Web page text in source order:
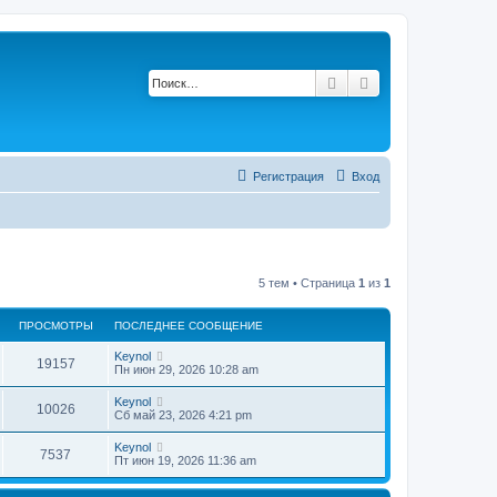
Поиск
Вход
Регистрация
5 тем • Страница 1 из 1
ПРОСМОТРЫ ПОСЛЕДНЕЕ СООБЩЕНИЕ
19157П
р
м
П
о
л
е
д
н
е
е
с
о
Keynol
Пн июн 29, 2026 10:28 am
10026П
р
П
о
л
е
д
н
е
Keynol
Сб май 23, 2026 4:21 pm
7537
р
П
о
л
Keynol
Пт июн 19, 2026 11:36 am